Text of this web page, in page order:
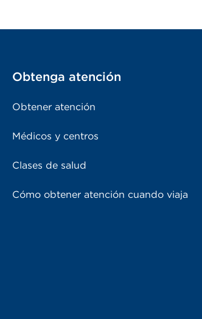
Obtenga atención
Obtener atención
Médicos y centros
Clases de salud
Cómo obtener atención cuando viaja